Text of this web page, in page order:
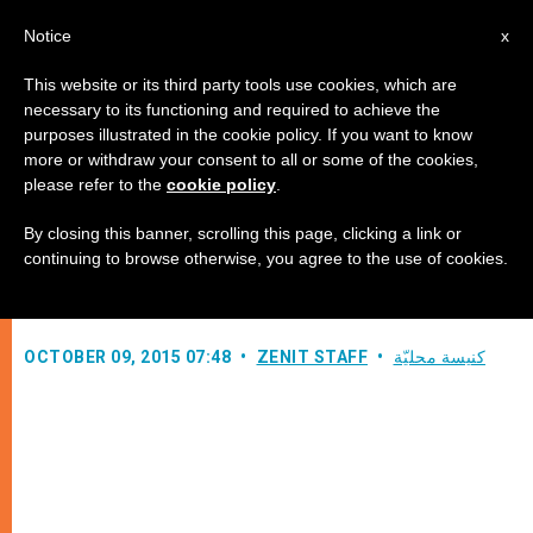
تقرير من عون الكنيسة المتألمة حول
اضطهاد المسيحيين
OCTOBER 09, 2015 07:48 ZENIT STAFF كنيسة محليّة
x
Notice
This website or its third party tools use cookies, which are
necessary to its functioning and required to achieve the
purposes illustrated in the cookie policy. If you want to know
more or withdraw your consent to all or some of the cookies,
please refer to the cookie policy
By closing this banner, scrolling this page, clicking a link or
continuing to browse otherwise, you agree to the use of cookies.